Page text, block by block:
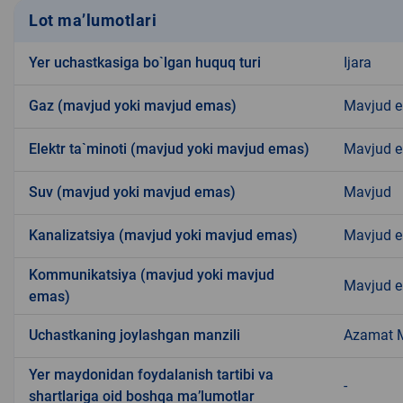
Lot ma’lumotlari
Yer uchastkasiga bo`lgan huquq turi Ijara
Gaz (mavjud yoki mavjud emas) Mavjud
Elektr ta`minoti (mavjud yoki mavjud emas) Mavjud
Suv (mavjud yoki mavjud emas) Mavjud
Kanalizatsiya (mavjud yoki mavjud emas) Mavjud
Kommunikatsiya (mavjud yoki mavjud
emas)
Mavjud
Uchastkaning joylashgan manzili Azamat
Yer maydonidan foydalanish tartibi va
shartlariga oid boshqa ma’lumotlar
-